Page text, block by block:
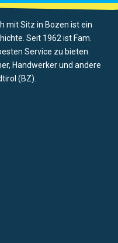
mit Sitz in Bozen ist ein
Seit 1962 ist Fam.
Service zu bieten.
Handwerker und andere
(BZ).